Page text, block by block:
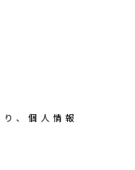
、個人情報